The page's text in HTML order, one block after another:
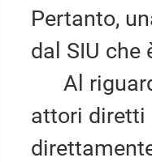
Pertanto,
dal SIU
Al
attori diretti